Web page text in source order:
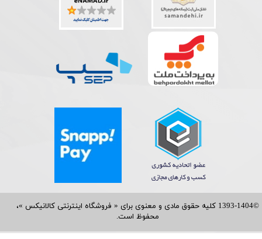
©1393-1404 کلیه حقوق مادی و معنوی برای « فروشگاه اینترنتی کالانیکس »،
محفوظ است.​​​​​​​